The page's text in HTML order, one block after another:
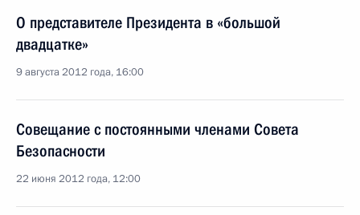
О представителе Президента в «большой
двадцатке»
9 августа 2012 года, 16:00
Совещание с постоянными членами Совета
Безопасности
22 июня 2012 года, 12:00